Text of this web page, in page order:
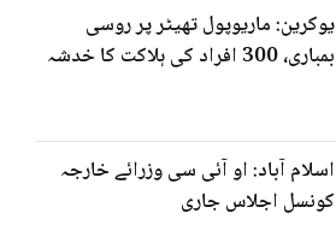
یوکرین: ماریوپول تھیٹر پر روسی
بمباری، 300 افراد کی ہلاکت کا خدشہ
اسلام آباد: او آئی سی وزرائے خارجہ
کونسل اجلاس جاری